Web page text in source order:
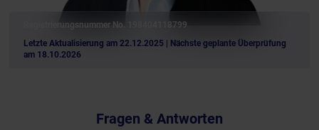
Letzte Aktualisierung am 22.12.2025
| Nächste geplante Überprüfung
am 18.10.2026
Registrierungsnummer No. 198404118799
Fragen & Antworten